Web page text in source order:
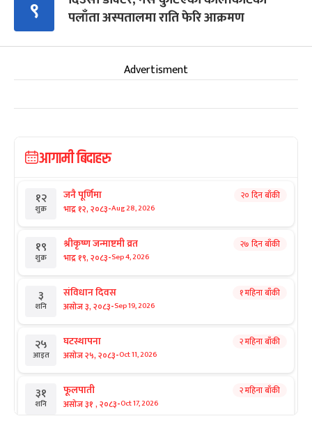
९
पलाँता अस्पतालमा राति फेरि आक्रमण
Advertisment
आगामी बिदाहरु
१२
शुक्र
जनै पूर्णिमा
भाद्र १२, २०८३-Aug 28, 2026
२० दिन बाँकी
१९
शुक्र
श्रीकृष्ण जन्माष्टमी व्रत
भाद्र १९, २०८३-Sep 4, 2026
२७ दिन बाँकी
३
शनि
संविधान दिवस
असोज ३, २०८३-Sep 19, 2026
१ महिना बाँकी
२५
आइत
घटस्थापना
असोज २५, २०८३-Oct 11, 2026
२ महिना बाँकी
३१
शनि
फूलपाती
असोज ३१ , २०८३-Oct 17, 2026
२ महिना बाँकी